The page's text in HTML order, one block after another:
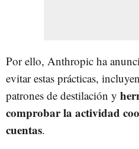
Por ello, Anthropic ha
evitar estas prácticas,
patrones de destilación y
comprobar la actividad
cuentas.